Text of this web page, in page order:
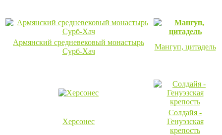
Армянский средневековый монастырь
Сурб-Хач
Мангуп, цитадель
Херсонес
Солдайя -
Генуэзская
крепость